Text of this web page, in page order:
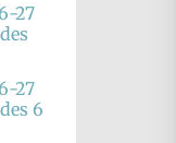
27
27
6